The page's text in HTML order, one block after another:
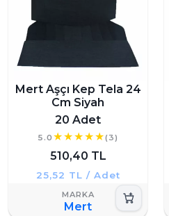
Mert Aşçı Kep Tela 24
Cm Siyah
20 Adet
5.0 (3)
510,40 TL
25,52 TL / Adet
Mert